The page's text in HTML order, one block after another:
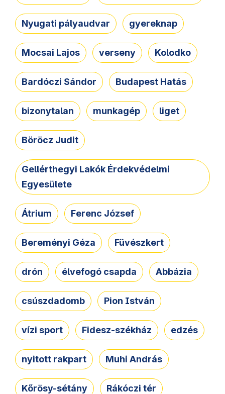
Nyugati pályaudvar gyereknap
Mocsai Lajos verseny Kolodko
Bardóczi Sándor Budapest Hatás
bizonytalan munkagép liget
Böröcz Judit
Gellérthegyi Lakók Érdekvédelmi
Egyesülete
Átrium Ferenc József
Bereményi Géza Füvészkert
drón élvefogó csapda Abbázia
csúszdadomb Pion István
vízi sport Fidesz-székház edzés
nyitott rakpart Muhi András
Kőrösy-sétány Rákóczi tér